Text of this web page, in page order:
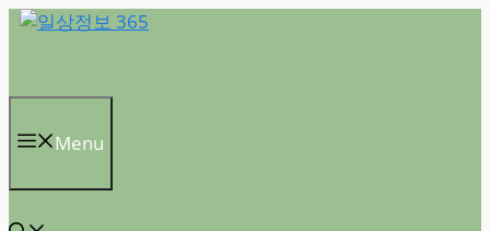
컨
로
너
Menu